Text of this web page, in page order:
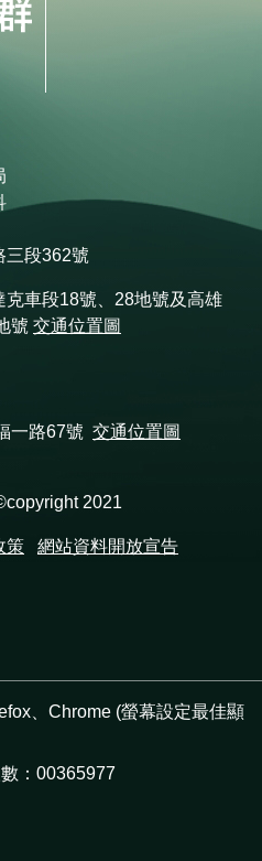
三段362號
車段18號、28地號及高雄
號 交通位置圖
一路67號 交通位置圖
2021
策 網站資料開放宣告
、Chrome (螢幕設定最佳顯
：00365977